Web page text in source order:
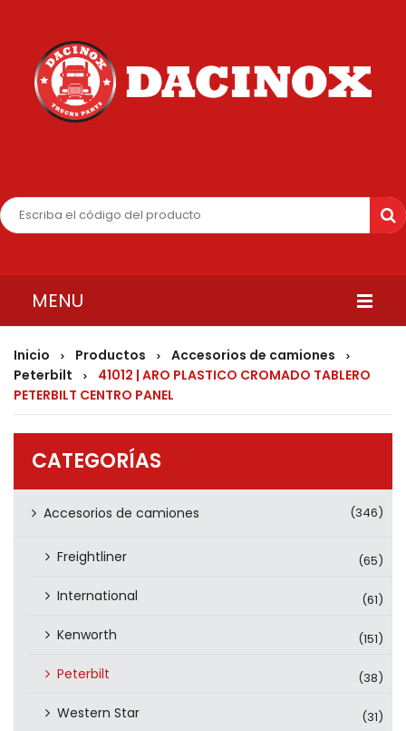
MENU
INICIO
QUIENES SOMOS
PRODUCTOS
CONTÁCTENOS
Inicio > Productos > Accesorios de camiones >
Peterbilt >
41012 | ARO PLASTICO CROMADO TABLERO
PETERBILT CENTRO PANEL
CATEGORÍAS
Accesorios de camiones (346)
Freightliner (65)
International (61)
Kenworth (151)
Peterbilt (38)
Western Star (31)